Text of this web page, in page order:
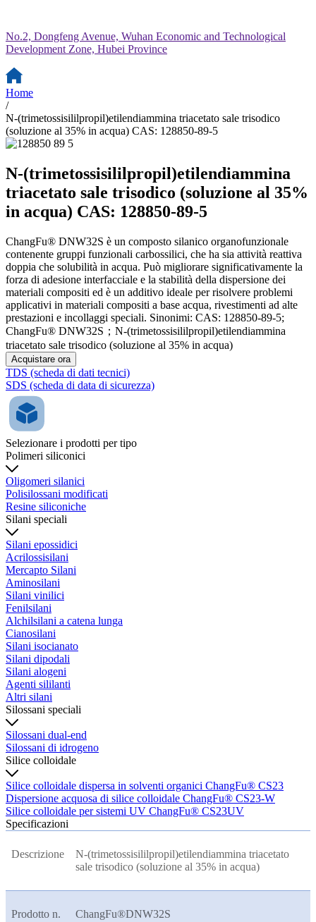
No.2, Dongfeng Avenue, Wuhan Economic and Technological
Development Zone, Hubei Province
Home
/
N-(trimetossisililpropil)etilendiammina triacetato sale trisodico
(soluzione al 35% in acqua) CAS: 128850-89-5
N-(trimetossisililpropil)etilendiammina
triacetato sale trisodico (soluzione al 35%
in acqua) CAS: 128850-89-5
ChangFu® DNW32S è un composto silanico organofunzionale
contenente gruppi funzionali carbossilici, che ha sia attività reattiva
doppia che solubilità in acqua. Può migliorare significativamente la
forza di adesione interfacciale e la stabilità della dispersione dei
materiali compositi ed è un additivo ideale per risolvere problemi
applicativi in ​​materiali compositi a base acqua, rivestimenti ad alte
prestazioni e incollaggi speciali. Sinonimi: CAS: 128850-89-5;
ChangFu® DNW32S；N-(trimetossisililpropil)etilendiammina
triacetato sale trisodico (soluzione al 35% in acqua)
Acquistare ora
TDS (scheda di dati tecnici)
SDS (scheda di data di sicurezza)
Selezionare i prodotti per tipo
Polimeri siliconici
Oligomeri silanici
Polisilossani modificati
Resine siliconiche
Silani speciali
Silani epossidici
Acrilossisilani
Mercapto Silani
Aminosilani
Silani vinilici
Fenilsilani
Alchilsilani a catena lunga
Cianosilani
Silani isocianato
Silani dipodali
Silani alogeni
Agenti sililanti
Altri silani
Silossani speciali
Silossani dual-end
Silossani di idrogeno
Silice colloidale
Silice colloidale dispersa in solventi organici ChangFu® CS23
Dispersione acquosa di silice colloidale ChangFu® CS23-W
Silice colloidale per sistemi UV ChangFu® CS23UV
Specificazioni
Descrizione
N-(trimetossisililpropil)etilendiammina triacetato
sale trisodico (soluzione al 35% in acqua)
Prodotto n. ChangFu®DNW32S